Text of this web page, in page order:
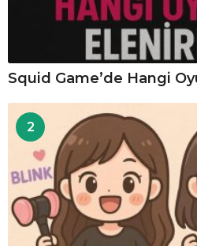
Squid Game’de Hangi
2